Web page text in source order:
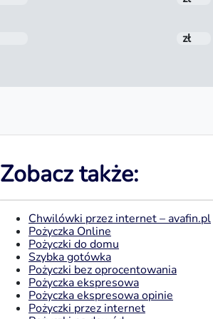
zł
Zobacz także:
Chwilówki przez internet – avafin.pl
Pożyczka Online
Pożyczki do domu
Szybka gotówka
Pożyczki bez oprocentowania
Pożyczka ekspresowa
Pożyczka ekspresowa opinie
Pożyczki przez internet